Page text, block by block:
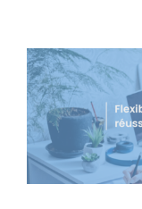
Voir
l'image
agrandie